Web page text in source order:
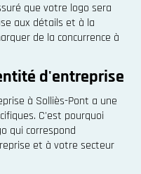
que votre logo sera
aux détails et à la
de la concurrence à
d'entreprise
à Solliès-Pont a une
C'est pourquoi
qui correspond
et à votre secteur